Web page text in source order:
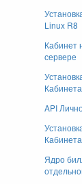
Linux R8
Кабинет
сервере
API
Ядро